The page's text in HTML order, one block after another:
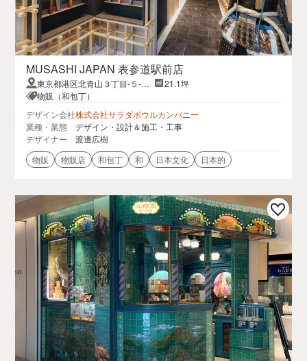
MUSASHI JAPAN 表参道駅前店
東京都港区北青山３丁目-５-２
５下島ビル１階、地下1階
21.1坪
物販（和包丁）
デザイン会社株式会社サラダボウルカンパニー
業種・業態
デザイン・設計＆施工・工事
デザイナー
渡邊広樹
物販
物販店 和包丁 和 日本文化 日本的